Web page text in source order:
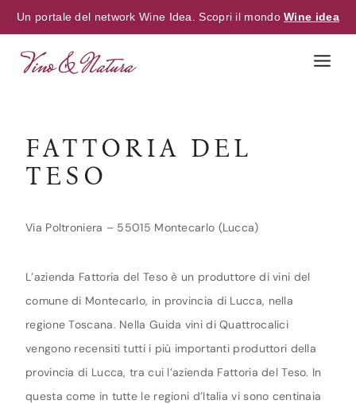
Un portale del network Wine Idea. Scopri il mondoWine idea
FATTORIA DEL
TESO
Via Poltroniera – 55015 Montecarlo (Lucca)
L’azienda Fattoria del Teso è un produttore di vini del
comune di Montecarlo, in provincia di Lucca, nella
regione Toscana. Nella Guida vini di Quattrocalici
vengono recensiti tutti i più importanti produttori della
provincia di Lucca, tra cui l’azienda Fattoria del Teso. In
questa come in tutte le regioni d’Italia vi sono centinaia